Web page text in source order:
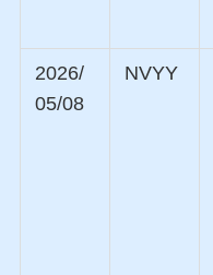
2026/
05/08
NVYY